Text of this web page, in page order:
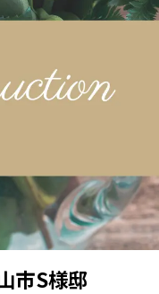
市S様邸